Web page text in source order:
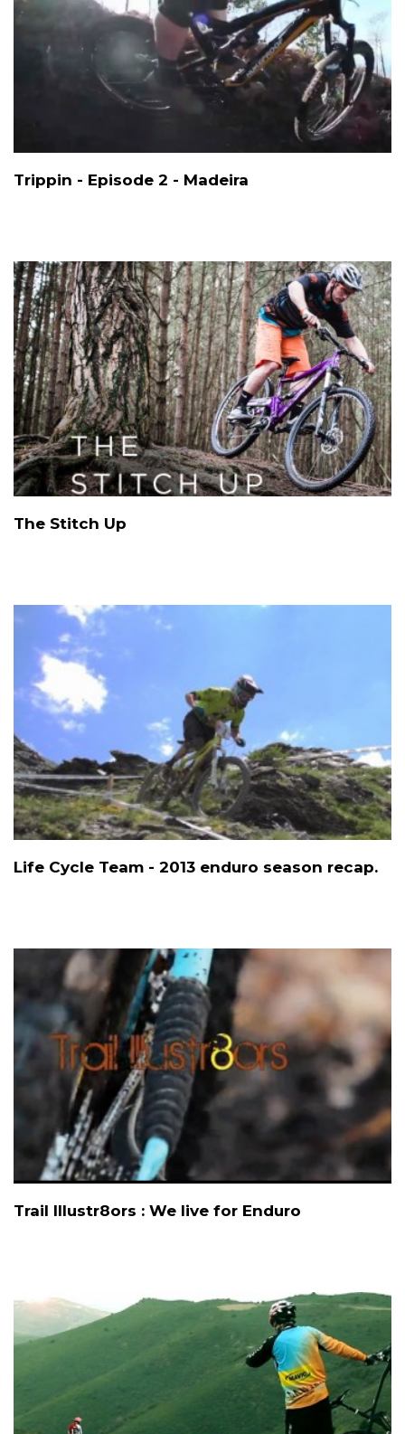
Trippin - Episode 2 - Madeira
The Stitch Up
Life Cycle Team - 2013 enduro season recap.
Trail Illustr8ors : We live for Enduro